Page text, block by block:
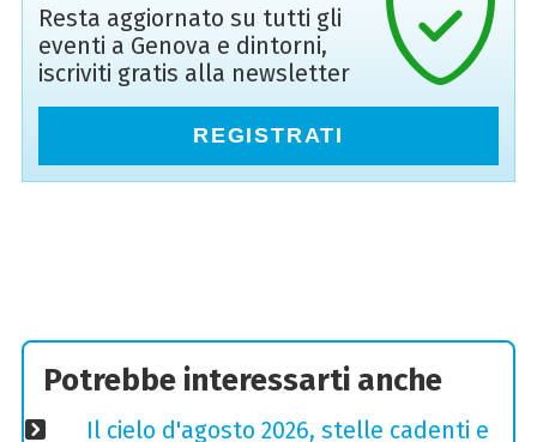
Resta aggiornato su tutti gli
eventi a Genova e dintorni,
iscriviti gratis alla newsletter
REGISTRATI
Potrebbe interessarti anche
Il cielo d'agosto 2026, stelle cadenti e